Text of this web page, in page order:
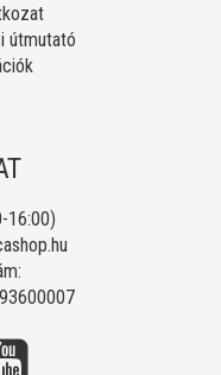
útmutató
16:00)